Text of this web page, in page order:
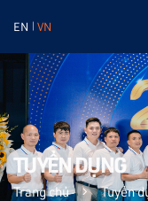
EN VN
Trang chủ Tuyển
TUYỂN DỤNG